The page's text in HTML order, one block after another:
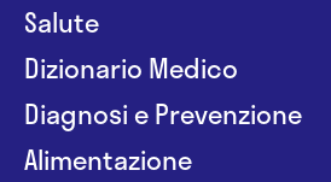
Salute
Dizionario Medico
Diagnosi e Prevenzione
Alimentazione